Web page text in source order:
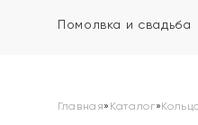
Помолвка и свадьба
Главная» Каталог»